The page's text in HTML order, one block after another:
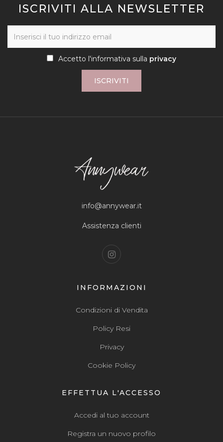
ISCRIVITI ALLA NEWSLETTER
Accetto l'informativa sulla privacy
ISCRIVITI
info@annywear.it
Assistenza clienti
INFORMAZIONI
Condizioni di Vendita
Policy Resi
Privacy
Cookie Policy
EFFETTUA L'ACCESSO
Accedi al tuo account
Registra un nuovo profilo